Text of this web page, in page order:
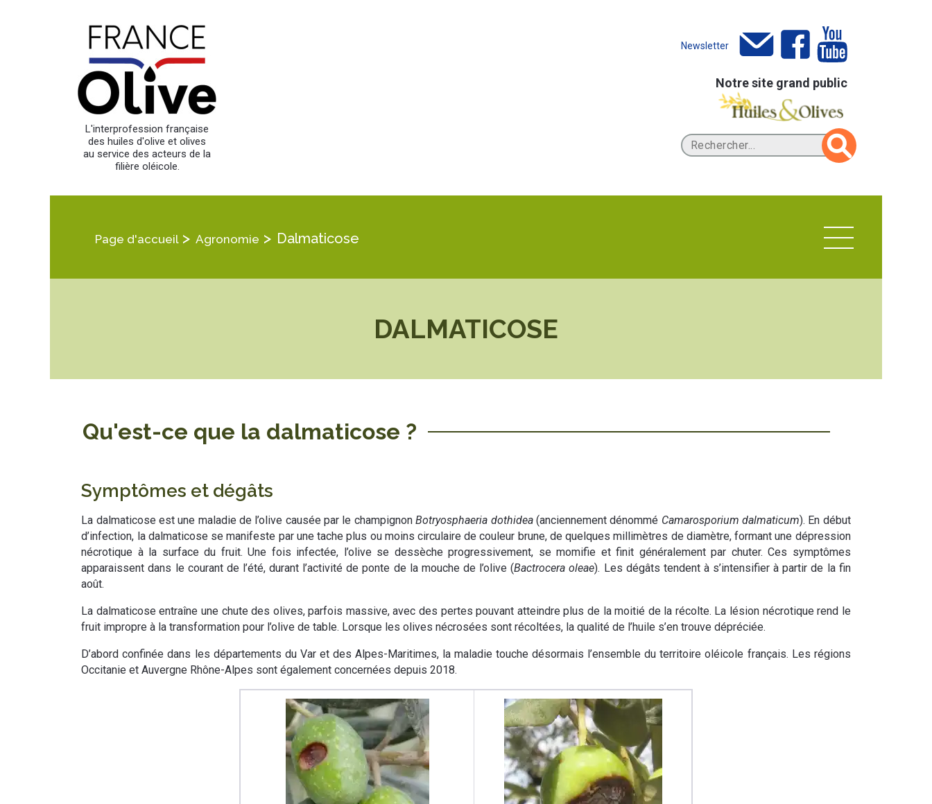
L'interprofession française
des huiles d'olive et olives
au service des acteurs de la
filière oléicole.
Newsletter
Notre site grand public
Page d'accueil > Agronomie > Dalmaticose
DALMATICOSE
Qu'est-ce que la dalmaticose ?
Symptômes et dégâts
La dalmaticose est une maladie de l’olive causée par le champignonBotryosphaeria dothidea(anciennement dénommé Camarosporium dalmaticum). En début
d’infection, la dalmaticose se manifeste par une tache plus ou moins circulaire de couleur brune, de quelques millimètres de diamètre, formant une dépression
nécrotique à la surface du fruit. Une fois infectée, l’olive se dessèche progressivement, se momifie et finit généralement par chuter. Ces symptômes
apparaissent dans le courant de l’été, durant l’activité de ponte de la mouche de l’olive (Bactrocera oleae). Les dégâts tendent à s’intensifier à partir de la fin
août.
La dalmaticose entraîne une chute des olives, parfois massive, avec des pertes pouvant atteindre plus de la moitié de la récolte. La lésion nécrotique rend le
fruit impropre à la transformation pour l’olive de table. Lorsque les olives nécrosées sont récoltées, la qualité de l’huile s’en trouve dépréciée.
D’abord confinée dans les départements du Var et des Alpes-Maritimes, la maladie touche désormais l’ensemble du territoire oléicole français. Les régions
Occitanie et Auvergne Rhône-Alpes sont également concernées depuis 2018.